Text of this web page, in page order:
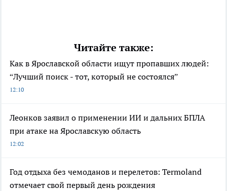
Читайте также:
Как в Ярославской области ищут пропавших людей:
“Лучший поиск - тот, который не состоялся”
12:10
Леонков заявил о применении ИИ и дальних БПЛА
при атаке на Ярославскую область
12:02
Год отдыха без чемоданов и перелетов: Termoland
отмечает свой первый день рождения